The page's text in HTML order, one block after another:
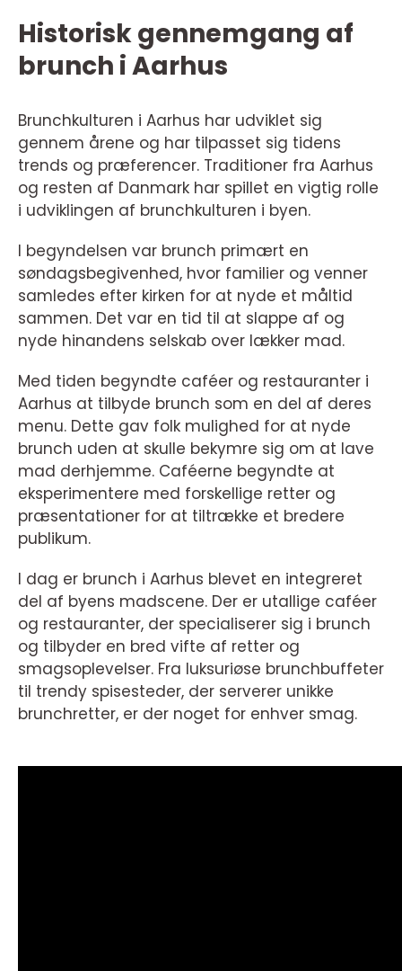
Historisk gennemgang af
brunch i Aarhus
Brunchkulturen i Aarhus har udviklet sig
gennem årene og har tilpasset sig tidens
trends og præferencer. Traditioner fra Aarhus
og resten af Danmark har spillet en vigtig rolle
i udviklingen af brunchkulturen i byen.
I begyndelsen var brunch primært en
søndagsbegivenhed, hvor familier og venner
samledes efter kirken for at nyde et måltid
sammen. Det var en tid til at slappe af og
nyde hinandens selskab over lækker mad.
Med tiden begyndte caféer og restauranter i
Aarhus at tilbyde brunch som en del af deres
menu. Dette gav folk mulighed for at nyde
brunch uden at skulle bekymre sig om at lave
mad derhjemme. Caféerne begyndte at
eksperimentere med forskellige retter og
præsentationer for at tiltrække et bredere
publikum.
I dag er brunch i Aarhus blevet en integreret
del af byens madscene. Der er utallige caféer
og restauranter, der specialiserer sig i brunch
og tilbyder en bred vifte af retter og
smagsoplevelser. Fra luksuriøse brunchbuffeter
til trendy spisesteder, der serverer unikke
brunchretter, er der noget for enhver smag.